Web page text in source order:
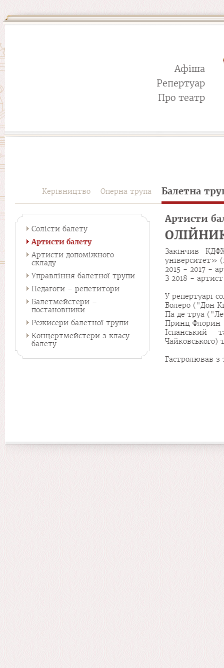
Афіша
Репертуар
Про театр
Керівництво Оперна трупа Балетна
Солісти балету
Артисти балету
Артисти допоміжного
складу
Управління балетної трупи
Педагоги – репетитори
Балетмейстери –
постановники
Режисери балетної трупи
Концертмейстери з класу
балету
Артисти
Закінчив
університет»
2015 - 2017 -
З 2018 -
У репертуарі
Болеро ("Дон
Па де труа
Принц Флорин
Чайковського)
Гастролював з